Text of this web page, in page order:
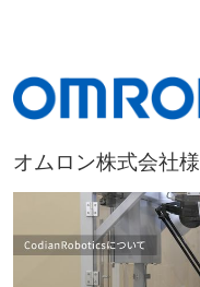
オムロン株式会社様